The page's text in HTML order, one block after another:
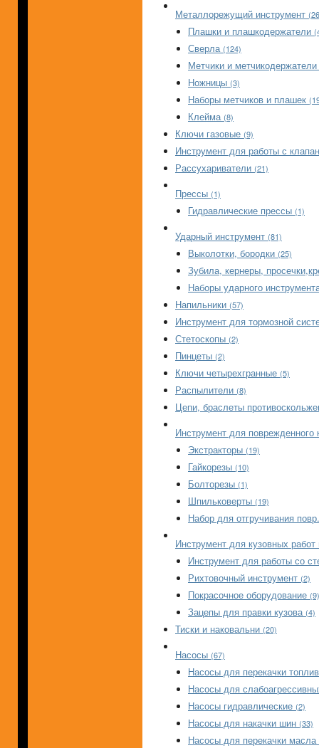
Металлорежущий инструмент
Плашки и плашкодержатели
Сверла (124)
Метчики и метчикодержатели
Ножницы (3)
Наборы метчиков и плашек
Клейма (8)
Ключи газовые (9)
Инструмент для работы с
Рассухариватели (21)
Прессы (1)
Гидравлические прессы (1)
Ударный инструмент (81)
Выколотки, бородки (25)
Зубила, кернеры,
Наборы ударного
Напильники (57)
Инструмент для тормозной
Стетоскопы (2)
Пинцеты (2)
Ключи четырехгранные (5)
Распылители (8)
Цепи, браслеты
Инструмент для
Экстракторы (19)
Гайкорезы (10)
Болторезы (1)
Шпильковерты (19)
Набор для отгручивания
Инструмент для кузовных
Инструмент для работы со
Рихтовочный инструмент (2)
Покрасочное оборудование (9)
Зацепы для правки кузова (4)
Тиски и наковальни (20)
Насосы (67)
Насосы для перекачки
Насосы для
Насосы гидравлические (2)
Насосы для накачки шин (33)
Насосы для перекачки масла